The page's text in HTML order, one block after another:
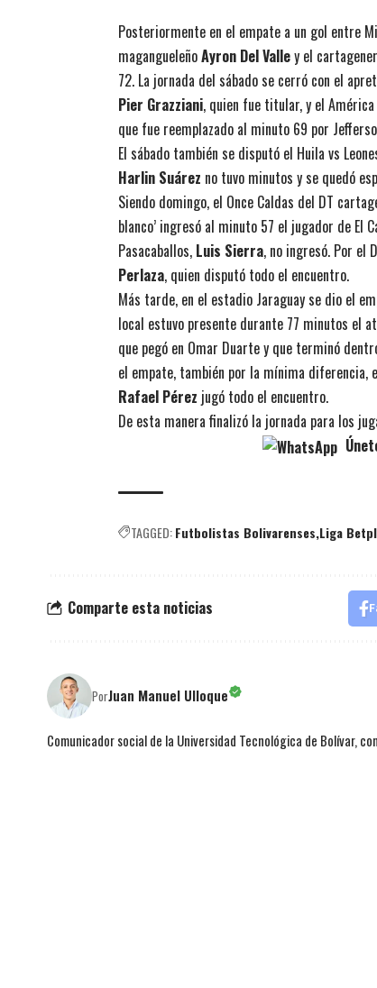
Posteriormente en el empate a un gol entre
magangueleñoAyron Del Valley el
72. La jornada del sábado se cerró con el
Pier Grazziani, quien fue titular, y el
que fue reemplazado al minuto 69 por
El sábado también se disputó el Huila vs
Harlin Suárez no tuvo minutos y se quedó
Siendo domingo, el Once Caldas del DT
blanco’ ingresó al minuto 57 el jugador de El
Pasacaballos, Luis Sierra, no ingresó. Por el
Perlaza, quien disputó todo el encuentro.
Más tarde, en el estadio Jaraguay se dio el
local estuvo presente durante 77 minutos el
que pegó en Omar Duarte y que terminó
el empate, también por la mínima diferencia,
Rafael Pérez jugó todo el encuentro.
De esta manera finalizó la jornada para los
TAGGED:Futbolistas Bolivarenses Liga
Comparte esta noticias
PorJuan Manuel Ulloque
Comunicador social de la Universidad Tecnológica de Bolívar,